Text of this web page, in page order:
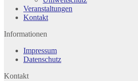
Veranstaltungen
Kontakt
Informationen
Impressum
Datenschutz
Kontakt